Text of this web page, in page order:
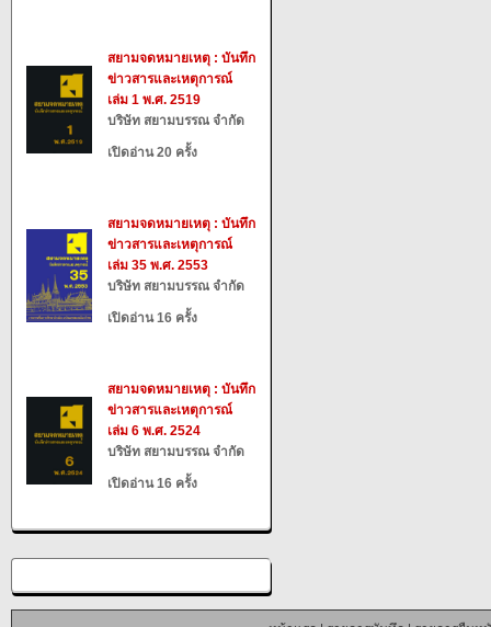
สยามจดหมายเหตุ : บันทึก
ข่าวสารและเหตุการณ์
เล่ม 1 พ.ศ. 2519
บริษัท สยามบรรณ จำกัด
เปิดอ่าน 20 ครั้ง
สยามจดหมายเหตุ : บันทึก
ข่าวสารและเหตุการณ์
เล่ม 35 พ.ศ. 2553
บริษัท สยามบรรณ จำกัด
เปิดอ่าน 16 ครั้ง
สยามจดหมายเหตุ : บันทึก
ข่าวสารและเหตุการณ์
เล่ม 6 พ.ศ. 2524
บริษัท สยามบรรณ จำกัด
เปิดอ่าน 16 ครั้ง